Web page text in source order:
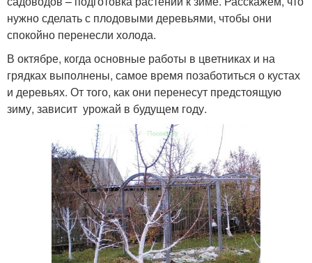
нужно сделать с плодовыми деревьями, чтобы они
спокойно перенесли холода.
В октябре, когда основные работы в цветниках и на
грядках выполнены, самое время позаботиться о кустах
и деревьях. От того, как они перенесут предстоящую
зиму, зависит урожай в будущем году.